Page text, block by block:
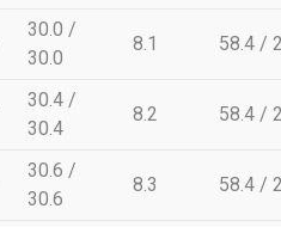
30.0 /
30.0
8.1 58.4 /
30.4 /
30.4
8.2 58.4 /
30.6 /
30.6
8.3 58.4 /